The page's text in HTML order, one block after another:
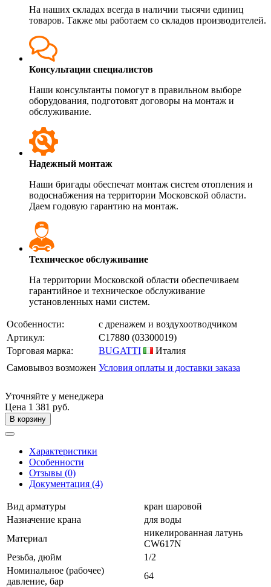
На наших складах всегда в наличии тысячи единиц
товаров. Также мы работаем со складов производителей.
Консультации специалистов
Наши консультанты помогут в правильном выборе
оборудования, подготовят договоры на монтаж и
обслуживание.
Надежный монтаж
Наши бригады обеспечат монтаж систем отопления и
водоснабжения на территории Московской области.
Даем годовую гарантию на монтаж.
Техническое обслуживание
На территории Московской области обеспечиваем
гарантийное и техническое обслуживание
установленных нами систем.
Особенности:
с дренажем и воздухоотводчиком
Артикул:
C17880 (03300019)
Торговая марка:
BUGATTI
Италия
Самовывоз возможен Условия оплаты и доставки заказа
Уточняйте у менеджера
Цена 1 381 руб.
В корзину
Характеристики
Особенности
Отзывы (0)
Документация (4)
Вид арматуры
кран шаровой
Назначение крана
для воды
Материал
никелированная латунь
CW617N
Резьба, дюйм
1/2
Номинальное (рабочее)
давление, бар
64